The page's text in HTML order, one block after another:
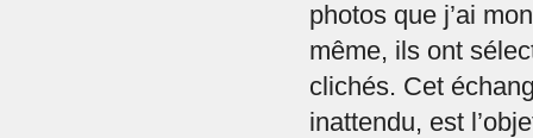
photos que j’ai
même, ils ont
clichés. Cet
inattendu, est